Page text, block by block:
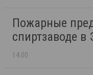
Пожарные
спиртзаводе в
14:00